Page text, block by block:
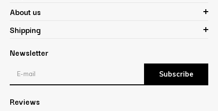
About us
Shipping
Newsletter
Subscribe
Reviews